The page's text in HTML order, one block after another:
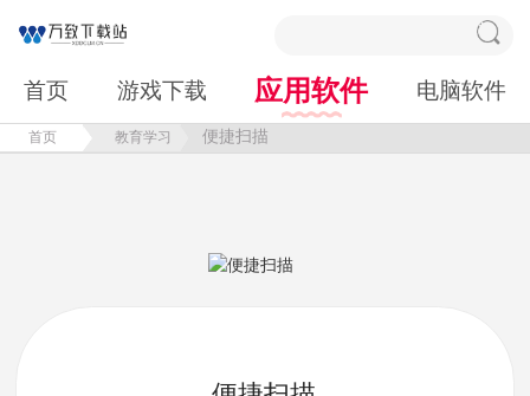
首页 游戏下载 应用软件 电脑软件
首页 教育学习 便捷扫描